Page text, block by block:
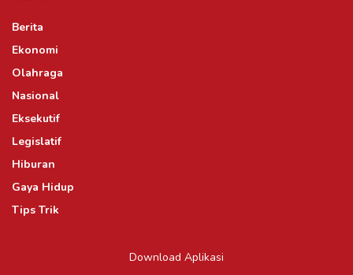
Berita
Ekonomi
Olahraga
Nasional
Eksekutif
Legislatif
Hiburan
Gaya Hidup
Tips Trik
Download Aplikasi